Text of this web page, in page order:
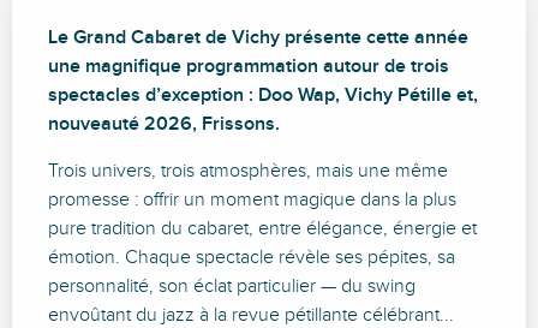
Le Grand Cabaret de Vichy présente cette année
une magnifique programmation autour de trois
spectacles d’exception : Doo Wap, Vichy Pétille et,
nouveauté 2026, Frissons.
Trois univers, trois atmosphères, mais une même
promesse : offrir un moment magique dans la plus
pure tradition du cabaret, entre élégance, énergie et
émotion. Chaque spectacle révèle ses pépites, sa
personnalité, son éclat particulier — du swing
envoûtant du jazz à la revue pétillante célébrant...